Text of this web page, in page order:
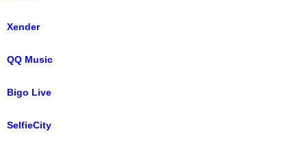
Xender
QQ Music
Bigo Live
SelfieCity